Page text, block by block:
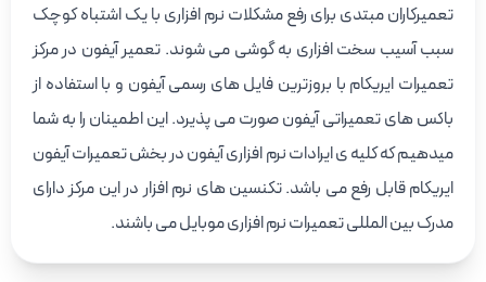
تعمیرکاران مبتدی برای رفع مشکلات نرم افزاری با یک اشتباه کوچک
سبب آسیب سخت افزاری به گوشی می شوند. تعمیر آیفون در مرکز
تعمیرات ایریکام با بروزترین فایل های رسمی آیفون و با استفاده از
باکس های تعمیراتی آیفون صورت می پذیرد. این اطمینان را به شما
میدهیم که کلیه ی ایرادات نرم افزاری آیفون در بخش تعمیرات آیفون
ایریکام قابل رفع می باشد. تکنسین های نرم افزار در این مرکز دارای
مدرک بین المللی تعمیرات نرم افزاری موبایل می باشند.